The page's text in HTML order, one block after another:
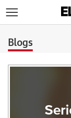
Blogs